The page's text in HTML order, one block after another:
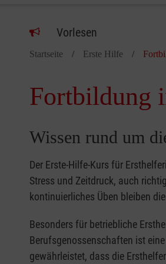
Vorlesen
Startseite Erste Hilfe
Fortbildung
Wissen rund um
Der Erste-Hilfe-Kurs für
Stress und Zeitdruck, auch
kontinuierliches Üben bleiben
Besonders für betriebliche
Berufsgenossenschaften ist
gewährleistet, dass die